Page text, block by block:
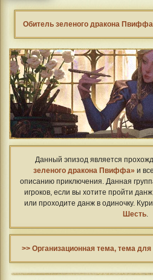
Обитель зеленого дракона Пвиффа
Данный эпизод является
зеленого дракона Пвиффа» и
описанию приключения. Данная
игроков, если вы хотите пройти
или проходите данж в одиночку.
Шесть
>> Организационная тема, тема